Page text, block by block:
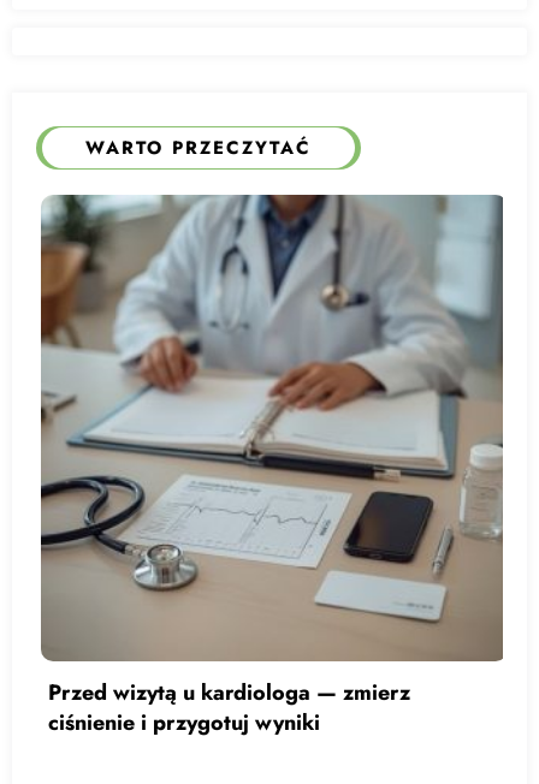
WARTO PRZECZYTAĆ
zmierz
Usługi wyłączone z
europejskiej karty zdrowia